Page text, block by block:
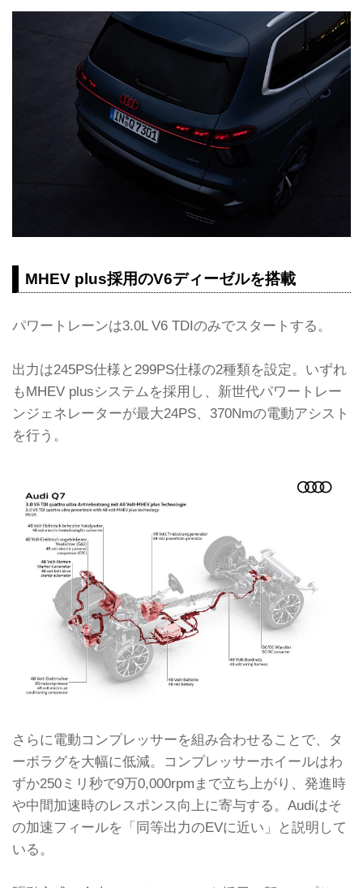
MHEV plus採用のV6ディーゼルを搭載
パワートレーンは3.0L V6 TDIのみでスタートする。
出力は245PS仕様と299PS仕様の2種類を設定。いずれ
もMHEV plusシステムを採用し、新世代パワートレー
ンジェネレーターが最大24PS、370Nmの電動アシスト
を行う。
さらに電動コンプレッサーを組み合わせることで、タ
ーボラグを大幅に低減。コンプレッサーホイールはわ
ずか250ミリ秒で9万0,000rpmまで立ち上がり、発進時
や中間加速時のレスポンス向上に寄与する。Audiはそ
の加速フィールを「同等出力のEVに近い」と説明して
いる。